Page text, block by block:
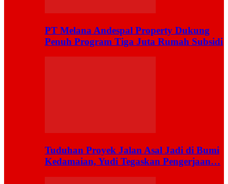
PT Melana Andespal Property Dukung
Penuh Program Tiga Juta Rumah Subsidi
Tuduhan Proyek Jalan Asal Jadi di Bumi
Kedamaian, Yudi Tegaskan Pengerjaan…